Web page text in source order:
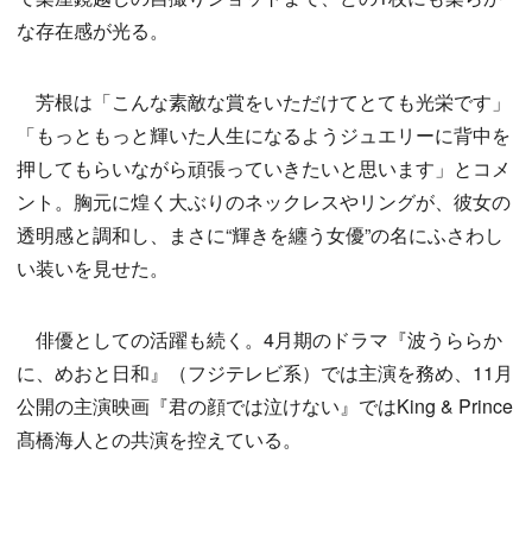
な存在感が光る。
芳根は「こんな素敵な賞をいただけてとても光栄です」
「もっともっと輝いた人生になるようジュエリーに背中を
押してもらいながら頑張っていきたいと思います」とコメ
ント。胸元に煌く大ぶりのネックレスやリングが、彼女の
透明感と調和し、まさに“輝きを纏う女優”の名にふさわし
い装いを見せた。
俳優としての活躍も続く。4月期のドラマ『波うららか
に、めおと日和』（フジテレビ系）では主演を務め、11月
公開の主演映画『君の顔では泣けない』ではKing & Prince
髙橋海人との共演を控えている。